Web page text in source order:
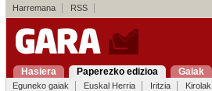
Harremana RSS
Hasiera Paperezko edizioa Gaiak
Eguneko gaiak Euskal Herria Iritzia Kirolak